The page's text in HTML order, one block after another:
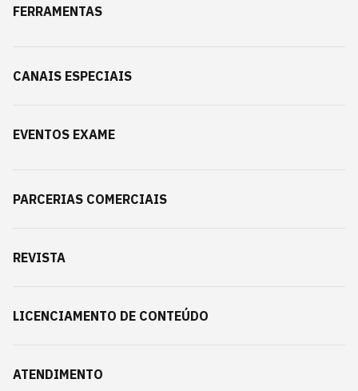
FERRAMENTAS
CANAIS ESPECIAIS
EVENTOS EXAME
PARCERIAS COMERCIAIS
REVISTA
LICENCIAMENTO DE CONTEÚDO
ATENDIMENTO